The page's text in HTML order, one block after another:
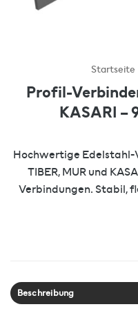
Startseite
Profil-
KASARI –
Hochwertige
TIBER, MUR und
Verbindungen. Stabil,
Beschreibung